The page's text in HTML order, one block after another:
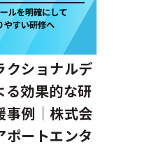
クショナルデ
る効果的な研
事例│株式会
ポートエンタ